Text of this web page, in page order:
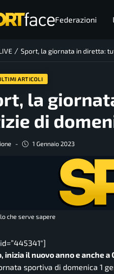
Federazioni
/ Sport, la giornata in diretta:
ARTICOLI
la
di
- 1 Gennaio 2023
che serve sapere
inizia il nuovo anno e anche
sportiva di domenica 1